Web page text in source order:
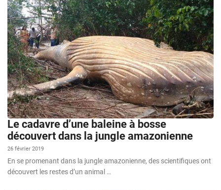
Le cadavre d’une baleine à bosse
découvert dans la jungle amazonienne
26 février 2019
En se promenant dans la jungle amazonienne, des scientifiques ont
découvert les restes d’un animal …